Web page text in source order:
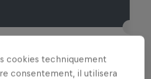
cookies techniquement
consentement, il utilisera